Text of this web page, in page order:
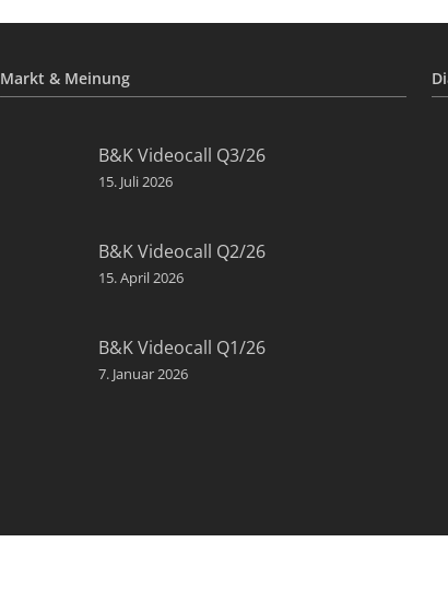
Markt & Meinung
B&K Videocall Q3/26
15. Juli 2026
B&K Videocall Q2/26
15. April 2026
B&K Videocall Q1/26
7. Januar 2026